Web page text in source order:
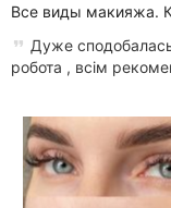
Все виды макияжа.
Дуже
робота , всім